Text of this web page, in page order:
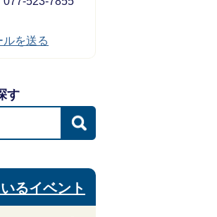
を送る
す
るイベント